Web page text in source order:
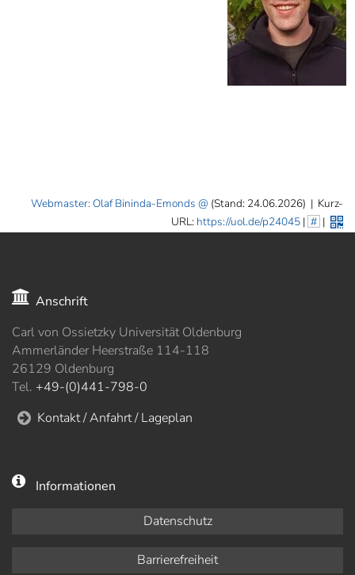
Webmaster: Olaf Bininda-Emonds (Stand: 24.06.2026) | Kurz-
URL: https://uol.de/p24045| # |
Anschrift
Carl von Ossietzky Universität Oldenburg
Ammerländer Heerstraße 114-118
26129 Oldenburg
Tel. +49-(0)441-798-0
Kontakt / Anfahrt / Lageplan
Informationen
Datenschutz
Barrierefreiheit